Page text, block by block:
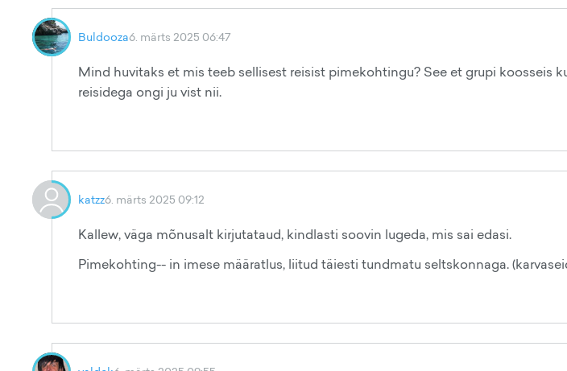
Buldooza6. märts 2025 06:47
Mind huvitaks et mis teeb sellisest reisist pimekohtingu? See et grupi koosseis
reisidega ongi ju vist nii.
katzz6. märts 2025 09:12
Kallew, väga mõnusalt kirjutataud, kindlasti soovin lugeda, mis sai edasi.
Pimekohting-- in imese määratlus, liitud täiesti tundmatu seltskonnaga.